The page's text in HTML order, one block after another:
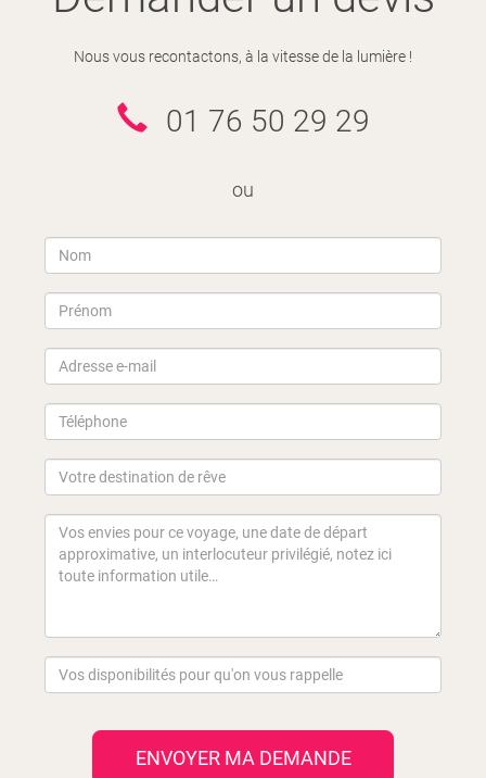
Nous vous recontactons, à la vitesse de la lumière !
01 76 50 29 29
ou
ENVOYER MA DEMANDE